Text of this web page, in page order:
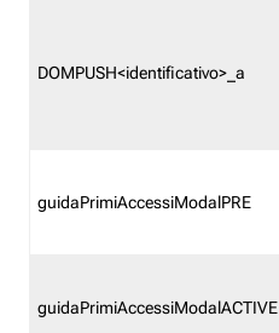
DOMPUSH<identificativo>_a
guidaPrimiAccessiModalPRE
guidaPrimiAccessiModalACTIVE